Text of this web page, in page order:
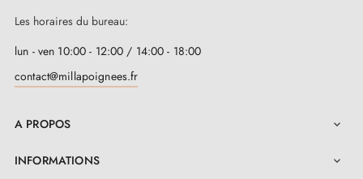
Les horaires du bureau:
lun - ven 10:00 - 12:00 / 14:00 - 18:00
contact@millapoignees.fr
A PROPOS 
INFORMATIONS 